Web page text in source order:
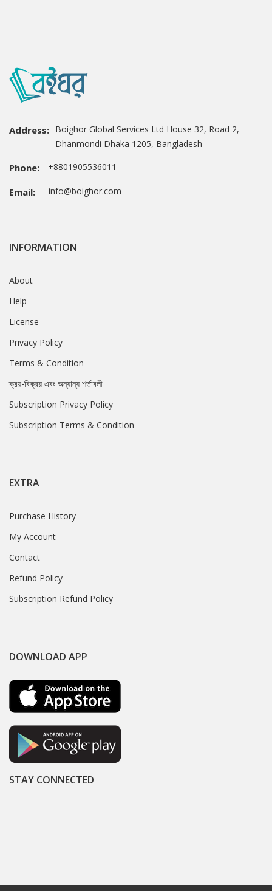
Address: Boighor Global Services Ltd House 32, Road 2,
Dhanmondi Dhaka 1205, Bangladesh
Phone: +8801905536011
Email: info@boighor.com
INFORMATION
About
Help
License
Privacy Policy
Terms & Condition
ক্রয়-বিক্রয় এবং অন্যান্য শর্তাবলী
Subscription Privacy Policy
Subscription Terms & Condition
EXTRA
Purchase History
My Account
Contact
Refund Policy
Subscription Refund Policy
DOWNLOAD APP
STAY CONNECTED